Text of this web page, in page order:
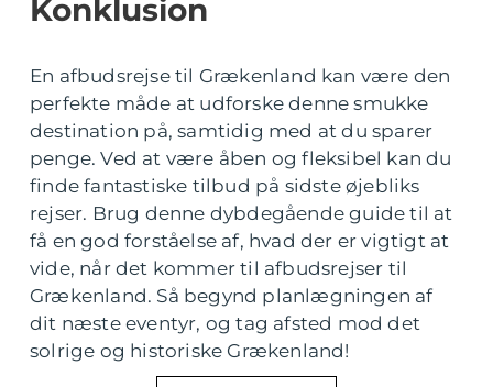
Konklusion
En afbudsrejse til Grækenland kan være den
perfekte måde at udforske denne smukke
destination på, samtidig med at du sparer
penge. Ved at være åben og fleksibel kan du
finde fantastiske tilbud på sidste øjebliks
rejser. Brug denne dybdegående guide til at
få en god forståelse af, hvad der er vigtigt at
vide, når det kommer til afbudsrejser til
Grækenland. Så begynd planlægningen af
dit næste eventyr, og tag afsted mod det
solrige og historiske Grækenland!